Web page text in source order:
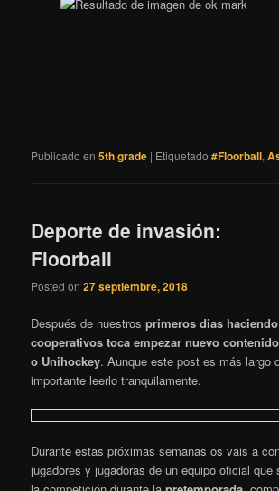
Publicado en 5th grade | Etiquetado #Floorball,
Deporte de invasión:
Floorball
Posted on27 septiembre, 2018
Después de nuestros primeros dias
cooperativos toca empezar nuevo
o Unihockey. Aunque este post es más largo
importante leerlo tranquilamente.
Durante estas próximas semanas os vais a
jugadores y jugadoras de un equipo oficial que